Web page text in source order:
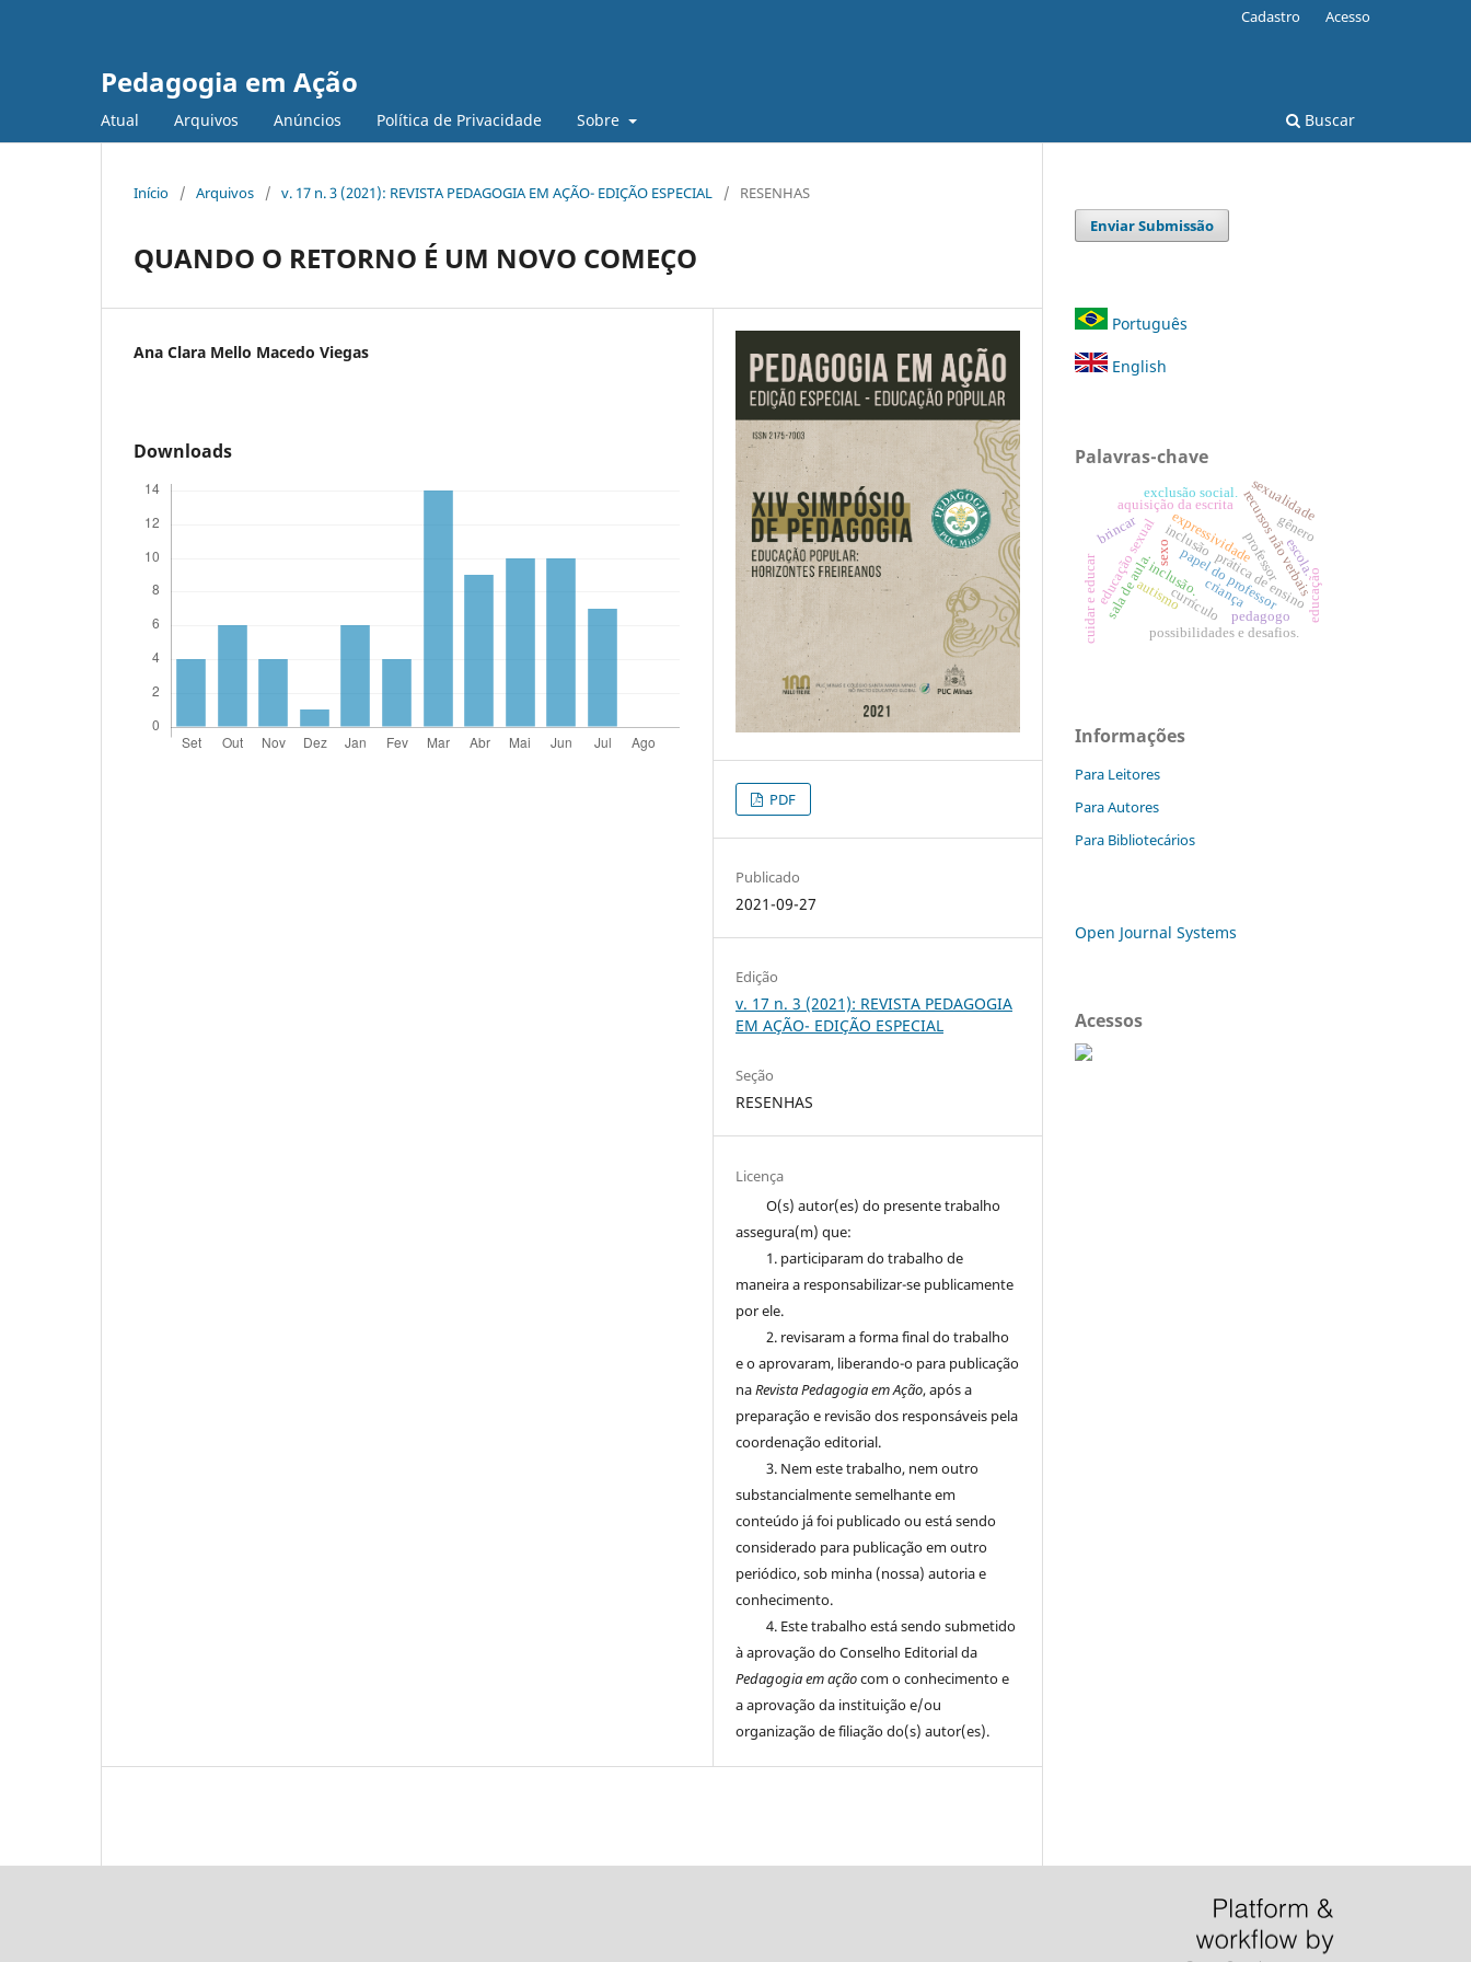
Pedagogia em Ação
Atual Arquivos Anúncios Política de Privacidade Sobre Buscar
Cadastro Acesso
Início / Arquivos / v. 17 n. 3 (2021): REVISTA PEDAGOGIA EM AÇÃO- EDIÇÃO ESPECIAL / RESENHAS
QUANDO O RETORNO É UM NOVO COMEÇO
Ana Clara Mello Macedo Viegas
Downloads
PDF
Publicado
2021-09-27
Edição
v. 17 n. 3 (2021): REVISTA PEDAGOGIA
EM AÇÃO- EDIÇÃO ESPECIAL
Seção
RESENHAS
Licença
O(s) autor(es) do presente trabalho
assegura(m) que:
1. participaram do trabalho de
maneira a responsabilizar-se publicamente
por ele.
2. revisaram a forma final do trabalho
e o aprovaram, liberando-o para publicação
naRevista Pedagogia em Ação, após a
preparação e revisão dos responsáveis pela
coordenação editorial.
3. Nem este trabalho, nem outro
substancialmente semelhante em
conteúdo já foi publicado ou está sendo
considerado para publicação em outro
periódico, sob minha (nossa) autoria e
conhecimento.
4. Este trabalho está sendo submetido
à aprovação do Conselho Editorial da
Pedagogia em açãocom o conhecimento e
a aprovação da instituição e/ou
organização de filiação do(s) autor(es).
Enviar Submissão
Português
English
Palavras-chave
currículoprática de ensino
papel do professor
inclusão.
expressividadeprofessor
recursos não verbais
sala de aula.
aquisição da escrita
pedagogo
possibilidades e desafios.
educação sexualsexo
sexualidade
criança
brincar
escola.
gênero
educação
exclusão social.
cuidar e educar
inclusão
autismo
Informações
Para Leitores
Para Autores
Para Bibliotecários
Open Journal Systems
Acessos